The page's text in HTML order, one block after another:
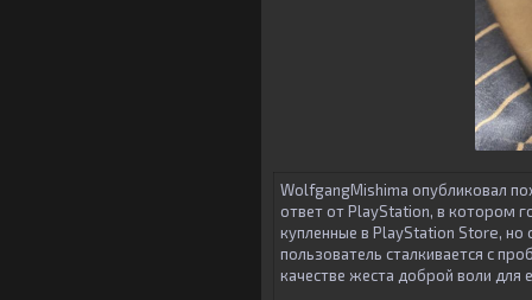
WolfgangMishima опубликовал
ответ от PlayStation, в котором
купленные в PlayStation Store, но
пользователь сталкивается с
качестве жеста доброй воли для